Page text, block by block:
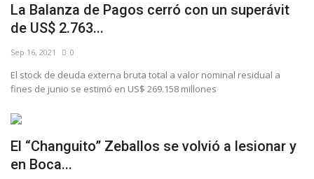
La Balanza de Pagos cerró con un superávit
de US$ 2.763...
Sep 16, 2021 0
El stock de deuda externa bruta total a valor nominal residual a
fines de junio se estimó en US$ 269.158 millones
El “Changuito” Zeballos se volvió a lesionar y
en Boca...